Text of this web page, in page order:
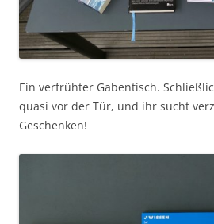
Ein verfrühter Gabentisch.
quasi vor der Tür, und ihr sucht
Geschenken!